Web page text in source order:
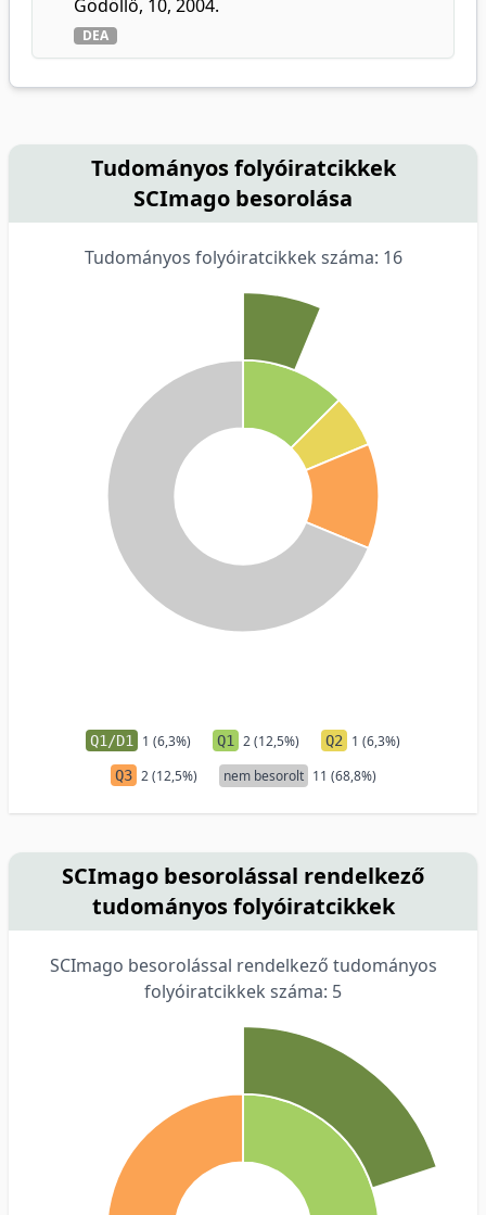
Gödöllő, 10, 2004.
DEA
Tudományos folyóiratcikkek
SCImago besorolása
Tudományos folyóiratcikkek száma: 16
Q1/D1 1 (6,3%) Q1 2 (12,5%) Q2 1 (6,3%)
Q3 2 (12,5%) nem besorolt 11 (68,8%)
SCImago besorolással rendelkező
tudományos folyóiratcikkek
SCImago besorolással rendelkező tudományos
folyóiratcikkek száma: 5